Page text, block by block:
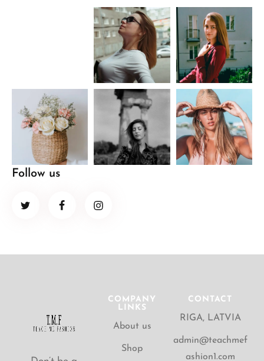
Follow us
COMPANY
LINKS
About us
Shop
CONTACT
RIGA, LATVIA
admin@teachmef
ashion1.com